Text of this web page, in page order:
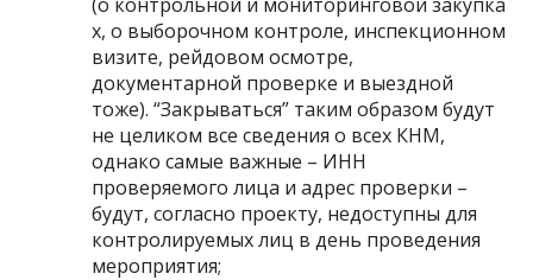
х, о выборочном контроле, инспекционном
визите, рейдовом осмотре,
документарной проверке и выездной
тоже). “Закрываться” таким образом будут
не целиком все сведения о всех КНМ,
однако самые важные – ИНН
проверяемого лица и адрес проверки –
будут, согласно проекту, недоступны для
контролируемых лиц в день проведения
мероприятия;